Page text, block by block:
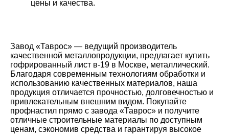
цены и качества.
Завод «Таврос» — ведущий производитель
качественной металлопродукции, предлагает купить
гофрированный лист в-19 в Москве, металлический.
Благодаря современным технологиям обработки и
использованию качественных материалов, наша
продукция отличается прочностью, долговечностью и
привлекательным внешним видом. Покупайте
профнастил прямо с завода «Таврос» и получите
отличные строительные материалы по доступным
ценам, сэкономив средства и гарантируя высокое